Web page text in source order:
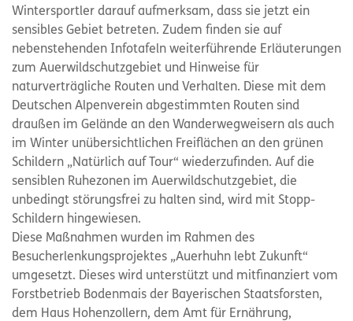
Wintersportler darauf aufmerksam, dass sie jetzt ein
sensibles Gebiet betreten. Zudem finden sie auf
nebenstehenden Infotafeln weiterführende Erläuterungen
zum Auerwildschutzgebiet und Hinweise für
naturverträgliche Routen und Verhalten. Diese mit dem
Deutschen Alpenverein abgestimmten Routen sind
draußen im Gelände an den Wanderwegweisern als auch
im Winter unübersichtlichen Freiflächen an den grünen
Schildern „Natürlich auf Tour“ wiederzufinden. Auf die
sensiblen Ruhezonen im Auerwildschutzgebiet, die
unbedingt störungsfrei zu halten sind, wird mit Stopp-
Schildern hingewiesen.
Diese Maßnahmen wurden im Rahmen des
Besucherlenkungsprojektes „Auerhuhn lebt Zukunft“
umgesetzt. Dieses wird unterstützt und mitfinanziert vom
Forstbetrieb Bodenmais der Bayerischen Staatsforsten,
dem Haus Hohenzollern, dem Amt für Ernährung,